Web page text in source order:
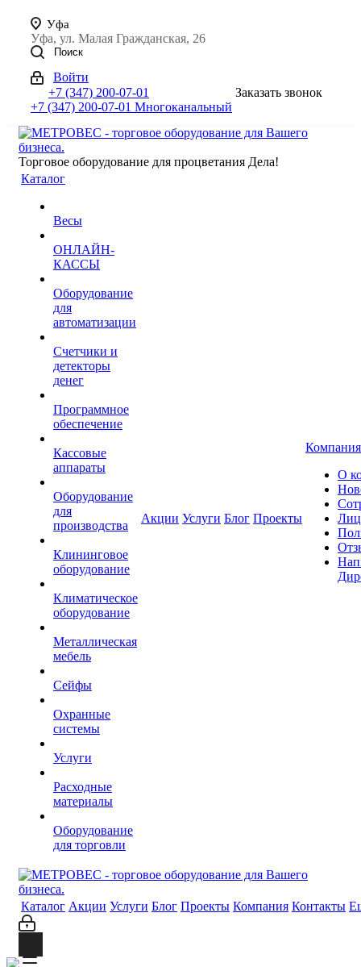
Уфа
Уфа, ул. Малая Гражданская, 26
Поиск
Войти
+7 (347) 200-07-01
+7 (347) 200-07-01 Многоканальный
Заказать звонок
Торговое оборудование для процветания Дела!
Каталог
Весы
ОНЛАЙН-
КАССЫ
Оборудование
для
автоматизации
Счетчики и
детекторы
денег
Программное
обеспечение
Кассовые
аппараты
Оборудование
для
производства
Клининговое
оборудование
Климатическое
оборудование
Металлическая
мебель
Сейфы
Охранные
системы
Услуги
Расходные
материалы
Оборудование
для торговли
Акции Услуги Блог Проекты
Компания
О
Каталог Акции Услуги Блог Проекты Компания Контакты